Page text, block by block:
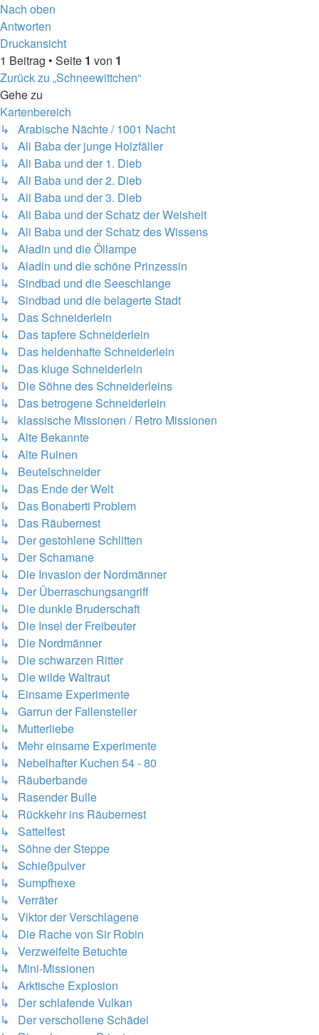
Nach oben
Antworten
Druckansicht
1 Beitrag • Seite 1 von 1
Zurück zu „Schneewittchen“
Gehe zu
Kartenbereich
↳ Arabische Nächte / 1001 Nacht
↳ Ali Baba der junge Holzfäller
↳ Ali Baba und der 1. Dieb
↳ Ali Baba und der 2. Dieb
↳ Ali Baba und der 3. Dieb
↳ Ali Baba und der Schatz der Weisheit
↳ Ali Baba und der Schatz des Wissens
↳ Aladin und die Öllampe
↳ Aladin und die schöne Prinzessin
↳ Sindbad und die Seeschlange
↳ Sindbad und die belagerte Stadt
↳ Das Schneiderlein
↳ Das tapfere Schneiderlein
↳ Das heldenhafte Schneiderlein
↳ Das kluge Schneiderlein
↳ Die Söhne des Schneiderleins
↳ Das betrogene Schneiderlein
↳ klassische Missionen / Retro Missionen
↳ Alte Bekannte
↳ Alte Ruinen
↳ Beutelschneider
↳ Das Ende der Welt
↳ Das Bonaberti Problem
↳ Das Räubernest
↳ Der gestohlene Schlitten
↳ Der Schamane
↳ Die Invasion der Nordmänner
↳ Der Überraschungsangriff
↳ Die dunkle Bruderschaft
↳ Die Insel der Freibeuter
↳ Die Nordmänner
↳ Die schwarzen Ritter
↳ Die wilde Waltraut
↳ Einsame Experimente
↳ Garrun der Fallensteller
↳ Mutterliebe
↳ Mehr einsame Experimente
↳ Nebelhafter Kuchen 54 - 80
↳ Räuberbande
↳ Rasender Bulle
↳ Rückkehr ins Räubernest
↳ Sattelfest
↳ Söhne der Steppe
↳ Schießpulver
↳ Sumpfhexe
↳ Verräter
↳ Viktor der Verschlagene
↳ Die Rache von Sir Robin
↳ Verzweifelte Betuchte
↳ Mini-Missionen
↳ Arktische Explosion
↳ Der schlafende Vulkan
↳ Der verschollene Schädel